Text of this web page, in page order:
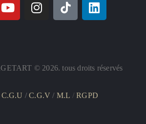
© 2026. tous droits réservés
C.G.U /C.G.V/ M.L /RGPD